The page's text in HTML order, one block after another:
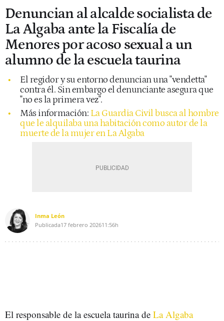
Denuncian al alcalde socialista de
La Algaba ante la Fiscalía de
Menores por acoso sexual a un
alumno de la escuela taurina
El regidor y su entorno denuncian una "vendetta"
contra él. Sin embargo el denunciante asegura que
"no es la primera vez".
Más información: La Guardia Civil busca al hombre
que le alquilaba una habitación como autor de la
muerte de la mujer en La Algaba
Inma León
Publicada17 febrero 202611:56h
El responsable de la escuela taurina de La Algaba